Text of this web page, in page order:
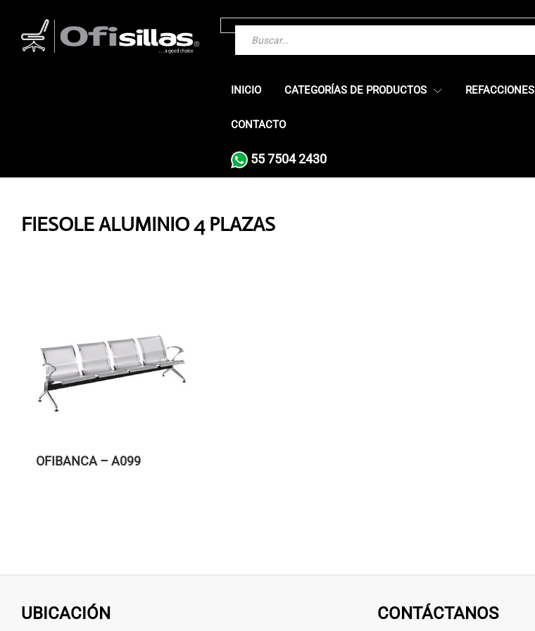
INICIO CATEGORÍAS DE PRODUCTOS REFACCIONES
CONTACTO
55 7504 2430
FIESOLE ALUMINIO 4 PLAZAS
OFIBANCA – A099
UBICACIÓN CONTÁCTANOS